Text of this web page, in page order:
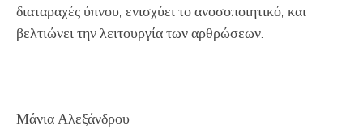
διαταραχές ύπνου, ενισχύει το ανοσοποιητικό, και
βελτιώνει την λειτουργία των αρθρώσεων.
Μάνια Αλεξάνδρου